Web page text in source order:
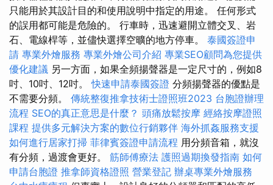
只能用於其設計目的和使用說明中指定的用途。 任何形式
的誤用都可能是危險的。 行車時，迅速避開立體交叉、岩
石、電線桿等，並儘快選擇空曠的地方停車。 泰國簽證申
請 專業外燴服務 專業外燴公司介紹 專業SEO顧問為您提供
優化建議 另一方面，如果全頻揚聲器是一定尺寸的，例如8
吋、10吋、12吋。快速申請泰國簽證 分頻揚聲器的優點是
不需要分頻。 傳統整復推拿技術士證照班2023 台胞證辦理
流程 SEO的真正意思是什麼？ 頭痛放鬆按摩 經絡按摩證照
課程 提供多元解決方案的數位行銷夥伴 海外抓姦服務支援
如何進行居家打掃 菲律賓簽證申請流程 用分頻音箱，就沒
有分頻，過渡會更好。 筋師傅療法 護照過期換發指南 如何
申請台胞證 推拿師資格證照 營業登記 辦桌專業外燴服務